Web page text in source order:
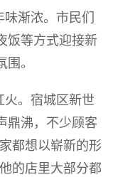
渐浓。市民们
饭等方式迎接新
。
。宿城区新世
鼎沸，不少顾客
都想以崭新的形
的店里大部分都